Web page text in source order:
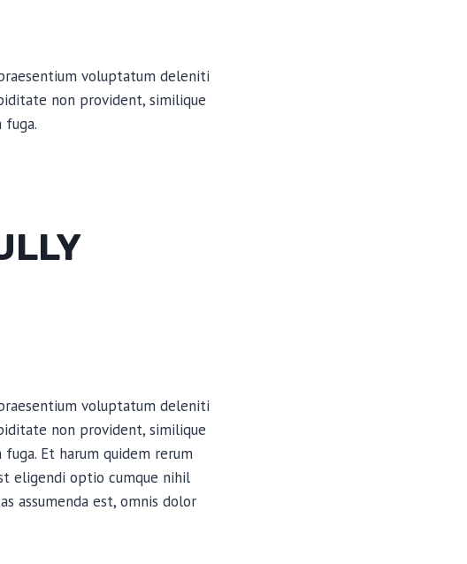
voluptatum deleniti
non provident, similique
voluptatum deleniti
non provident, similique
Et harum quidem rerum
eligendi optio cumque nihil
assumenda est, omnis dolor